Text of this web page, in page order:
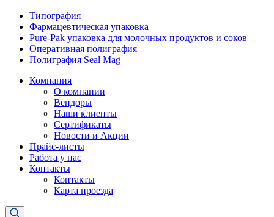
Типография
Фармацевтическая упаковка
Pure-Pak упаковка для молочных продуктов и соков
Оперативная полиграфия
Полиграфия Seal Mag
Компания
О компании
Вендоры
Наши клиенты
Сертификаты
Новости и Акции
Прайс-листы
Работа у нас
Контакты
Контакты
Карта проезда